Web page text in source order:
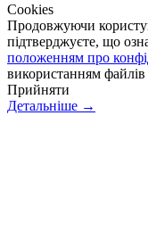
Сookies
Продовжуючи
підтверджуєте, що
положенням про
використанням
Прийняти
Детальніше →